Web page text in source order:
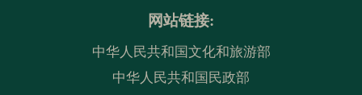
网站链接:
中华人民共和国文化和旅游部
中华人民共和国民政部